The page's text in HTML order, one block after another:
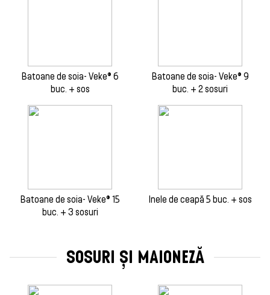
Batoane de soia- Veke® 6
buc. + sos
Batoane de soia- Veke® 9
buc. + 2 sosuri
Batoane de soia- Veke® 15
buc. + 3 sosuri
Inele de ceapă 5 buc. + sos
SOSURI ȘI MAIONEZĂ